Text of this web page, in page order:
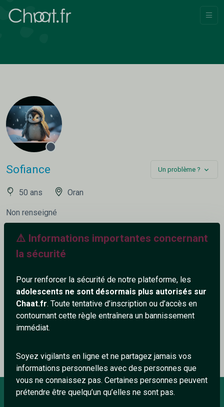
⚠️ Informations importantes concernant
la sécurité
Pour renforcer la sécurité de notre plateforme, les
adolescents ne sont désormais plus autorisés sur
Chaat.fr. Toute tentative d’inscription ou d’accès en
contournant cette règle entraînera un bannissement
immédiat.
Soyez vigilants en ligne et ne partagez jamais vos
informations personnelles avec des personnes que
vous ne connaissez pas. Certaines personnes peuvent
prétendre être quelqu’un qu’elles ne sont pas.
Sofiance Un problème ?
50 ans Oran
Non renseigné
234+
Ajouter un commentaire (0) Tchatter
Le profil n'a pas encore de commentaire.